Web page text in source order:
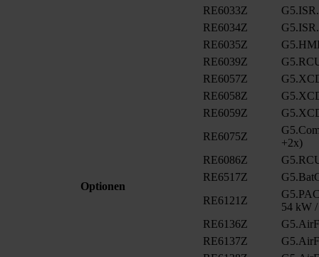
Optionen
RE6033Z
RE6034Z
RE6035Z
RE6039Z
RE6057Z
RE6058Z
RE6059Z
RE6075Z
+2x)
RE6086Z
RE6517Z
RE6121Z
54 kW
RE6136Z
RE6137Z